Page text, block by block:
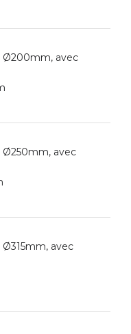
Ø200mm, avec
Ø250mm, avec
Ø315mm, avec